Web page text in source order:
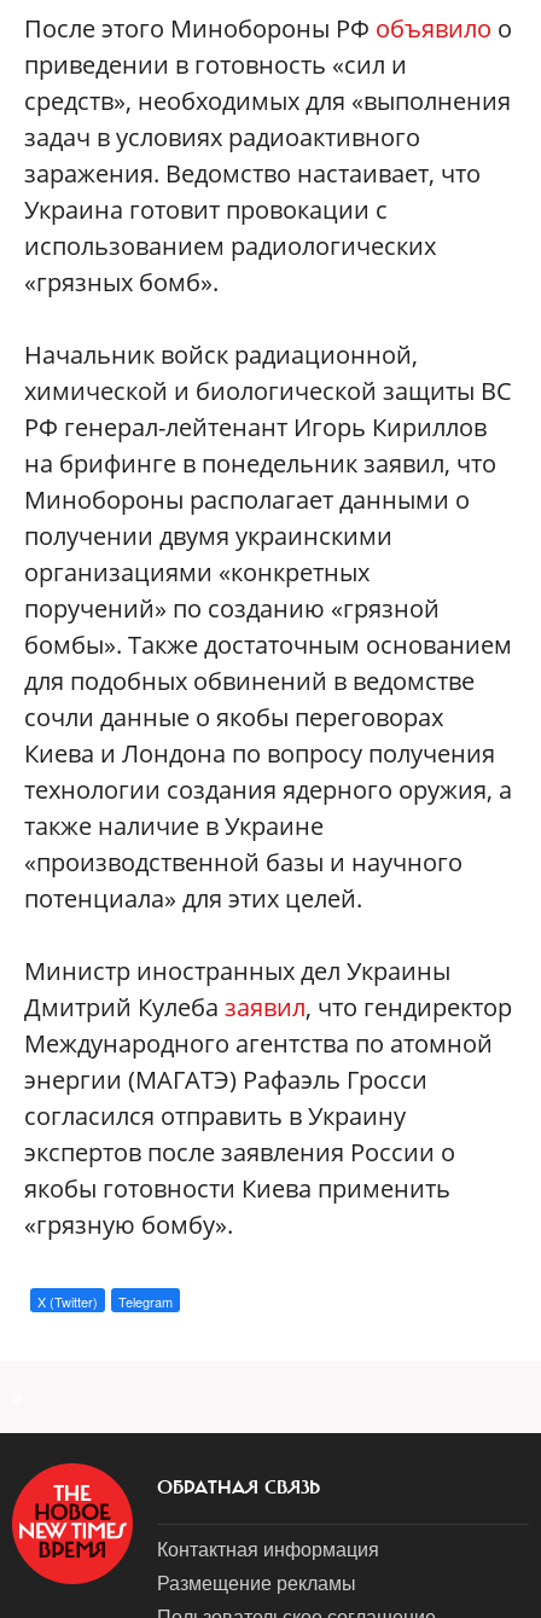
После этого Минобороны РФ объявило о
приведении в готовность «сил и
средств», необходимых для «выполнения
задач в условиях радиоактивного
заражения. Ведомство настаивает, что
Украина готовит провокации с
использованием радиологических
«грязных бомб».
Начальник войск радиационной,
химической и биологической защиты ВС
РФ генерал-лейтенант Игорь Кириллов
на брифинге в понедельник заявил, что
Минобороны располагает данными о
получении двумя украинскими
организациями «конкретных
поручений» по созданию «грязной
бомбы». Также достаточным основанием
для подобных обвинений в ведомстве
сочли данные о якобы переговорах
Киева и Лондона по вопросу получения
технологии создания ядерного оружия, а
также наличие в Украине
«производственной базы и научного
потенциала» для этих целей.
Министр иностранных дел Украины
Дмитрий Кулеба заявил, что гендиректор
Международного агентства по атомной
энергии (МАГАТЭ) Рафаэль Гросси
согласился отправить в Украину
экспертов после заявления России о
якобы готовности Киева применить
«грязную бомбу».
X (Twitter) Telegram
ОБРАТНАЯ СВЯЗЬ
Контактная информация
Размещение рекламы